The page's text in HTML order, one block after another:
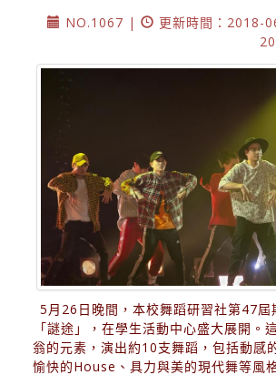
NO.1067 |
更新時間：2018-
5月26日晚間，本校舞蹈研習社第47屆
「謎途」，在學生活動中心盛大展開。
翁的元素，演出約10支舞蹈，包括動感
愉快的House、具力與美的現代舞等風